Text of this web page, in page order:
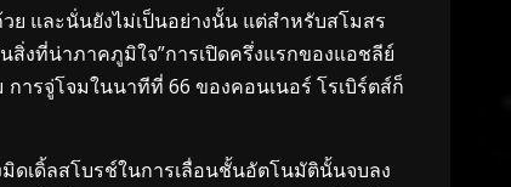
ย และนั่นยังไม่เป็นอย่างนั้น แต่สำหรับสโมสร
งที่น่าภาคภูมิใจ”การเปิดครึ่งแรกของแอชลีย์
รจู่โจมในนาทีที่ 66 ของคอนเนอร์ โรเบิร์ตส์ก็
ดเดิ้ลสโบรช์ในการเลื่อนชั้นอัตโนมัตินั้นจบลง